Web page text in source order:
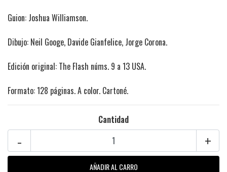
Guion: Joshua Williamson.
Dibujo: Neil Googe, Davide Gianfelice, Jorge Corona.
Edición original: The Flash núms. 9 a 13 USA.
Formato: 128 páginas. A color. Cartoné.
Cantidad
+
-